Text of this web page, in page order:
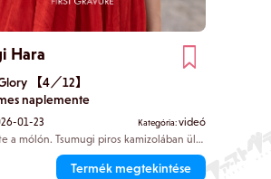
Hara
【4／12】
naplemente
01-23 Kategória:videó
a mólón. Tsumugi piros kamizolában ül
és átadja magát a tengeri szellőnek.
váratlanul megmozdul, és
Termék megtekintése